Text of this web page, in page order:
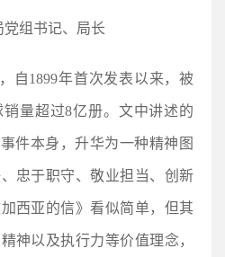
组书记、局长
自1899年首次发表以来，被
量超过8亿册。文中讲述的
件本身，升华为一种精神图
忠于职守、敬业担当、创新
西亚的信》看似简单，但其
神以及执行力等价值理念，